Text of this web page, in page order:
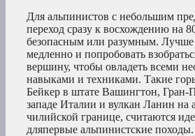
Для альпинистов с небольшим
переход сразу к восхождению на
безопасным или разумным. Лучше
медленно и попробовать
вершину, чтобы овладеть всеми
навыками и техниками. Такие
Бейкер в штате Вашингтон, Гран-
западе Италии и вулкан Ланин на
чилийской границе, считаются
дляпервые альпинистские походы.